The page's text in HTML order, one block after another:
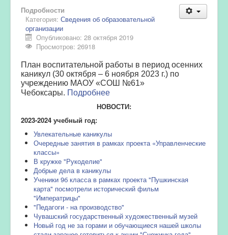
Подробности
Категория: Сведения об образовательной
организации
Опубликовано: 28 октября 2019
Просмотров: 26918
План воспитательной работы в период осенних
каникул (30 октября – 6 ноября 2023 г.) по
учреждению МАОУ «СОШ №61»
Чебоксары. Подробнее
НОВОСТИ:
2023-2024 учебный год:
Увлекательные каникулы
Очередные занятия в рамках проекта «Управленческие
классы»
В кружке "Рукоделие"
Добрые дела в каникулы
Ученики 9б класса в рамках проекта "Пушкинская
карта" посмотрели исторический фильм
"Императрицы"
"Педагоги - на производство"
Чувашский государственный художественный музей
Новый год не за горами и обучающиеся нашей школы